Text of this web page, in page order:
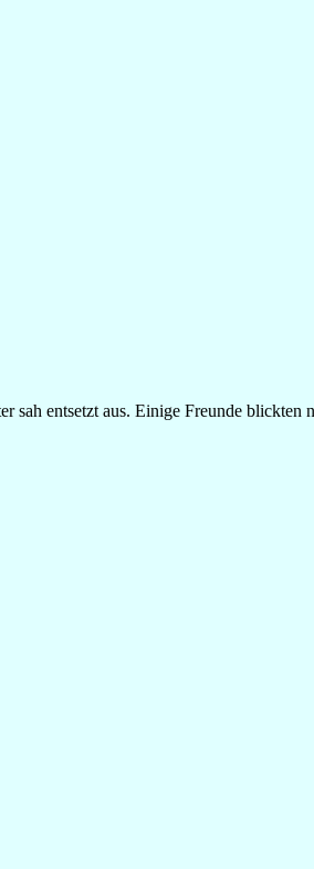
entsetzt aus. Einige Freunde blickten